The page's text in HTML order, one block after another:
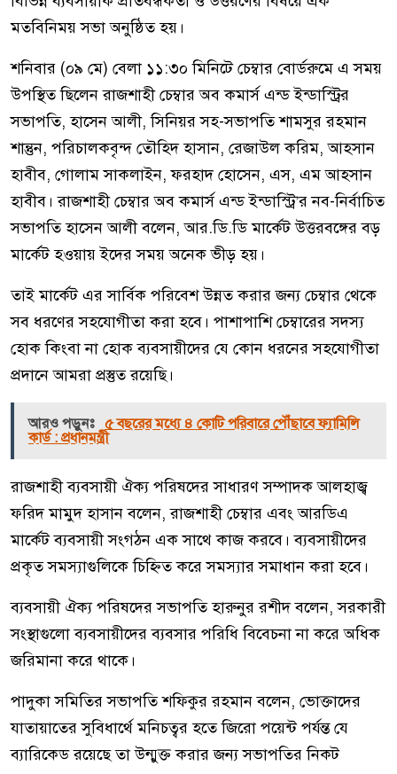
মতবিনিময় সভা অনুষ্ঠিত হয়।
শনিবার (০৯ মে) বেলা ১১:৩০ মিনিটে চেম্বার বোর্ডরুমে এ সময়
উপস্থিত ছিলেন রাজশাহী চেম্বার অব কমার্স এন্ড ইন্ডাস্ট্রির
সভাপতি, হাসেন আলী, সিনিয়র সহ-সভাপতি শামসুর রহমান
শান্তুন, পরিচালকবৃন্দ তৌহিদ হাসান, রেজাউল করিম, আহসান
হাবীব, গোলাম সাকলাইন, ফরহাদ হোসেন, এস, এম আহসান
হাবীব। রাজশাহী চেম্বার অব কমার্স এন্ড ইন্ডাস্ট্রি’র নব-নির্বাচিত
সভাপতি হাসেন আলী বলেন, আর.ডি.ডি মার্কেট উত্তরবঙ্গের বড়
মার্কেট হওয়ায় ইদের সময় অনেক ভীড় হয়।
তাই মার্কেট এর সার্বিক পরিবেশ উন্নত করার জন্য চেম্বার থেকে
সব ধরণের সহযোগীতা করা হবে। পাশাপাশি চেম্বারের সদস্য
হোক কিংবা না হোক ব্যবসায়ীদের যে কোন ধরনের সহযোগীতা
প্রদানে আমরা প্রস্তুত রয়েছি।
আরও পড়ুনঃ ৫ বছরের মধ্যে ৪ কোটি পরিবারে পৌঁছাবে ফ্যামিলি
কার্ড : প্রধানমন্ত্রী
রাজশাহী ব্যবসায়ী ঐক্য পরিষদের সাধারণ সম্পাদক আলহাজ্ব
ফরিদ মামুদ হাসান বলেন, রাজশাহী চেম্বার এবং আরডিএ
মার্কেট ব্যবসায়ী সংগঠন এক সাথে কাজ করবে। ব্যবসায়ীদের
প্রকৃত সমস্যাগুলিকে চিহ্নিত করে সমস্যার সমাধান করা হবে।
ব্যবসায়ী ঐক্য পরিষদের সভাপতি হারুনুর রশীদ বলেন, সরকারী
সংস্থাগুলো ব্যবসায়ীদের ব্যবসার পরিধি বিবেচনা না করে অধিক
জরিমানা করে থাকে।
পাদুকা সমিতির সভাপতি শফিকুর রহমান বলেন, ভোক্তাদের
যাতায়াতের সুবিধার্থে মনিচত্বর হতে জিরো পয়েন্ট পর্যন্ত যে
ব্যারিকেড রয়েছে তা উন্মুক্ত করার জন্য সভাপতির নিকট